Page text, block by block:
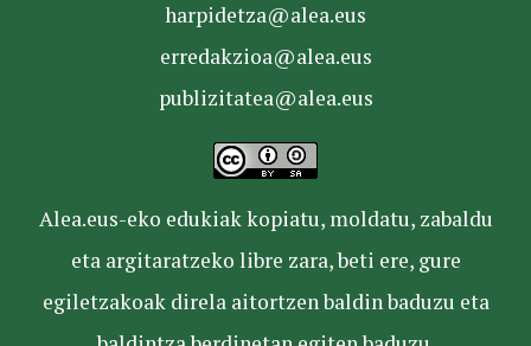
harpidetza@alea.eus
erredakzioa@alea.eus
publizitatea@alea.eus
Alea.eus-eko edukiak kopiatu, moldatu, zabaldu
eta argitaratzeko libre zara, beti ere, gure
egiletzakoak direla aitortzen baldin baduzu eta